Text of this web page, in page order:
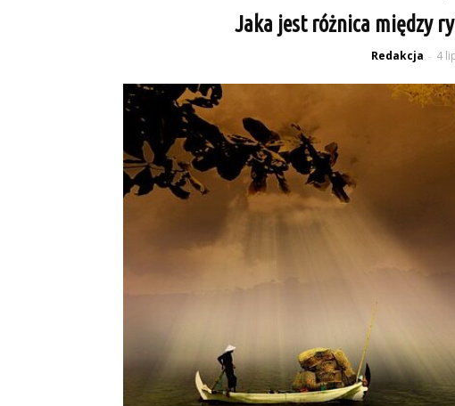
Jaka jest różnica między
Redakcja - 4